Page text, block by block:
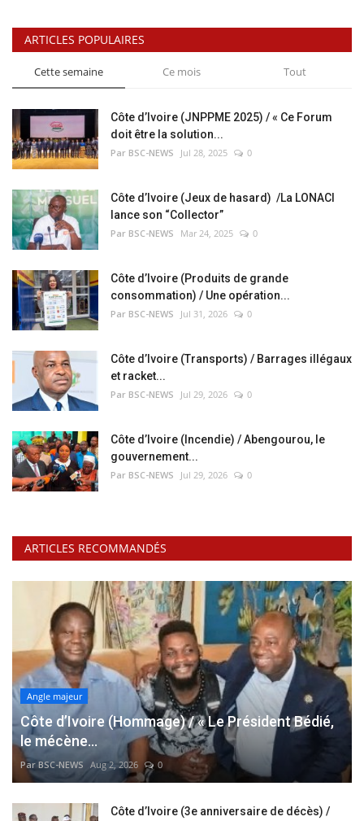
ARTICLES POPULAIRES
Cette semaine Ce mois Tout
Côte d’Ivoire (JNPPME 2025) / « Ce Forum
doit être la solution...
Par BSC-NEWS Jul 28, 2025 0
Côte d’Ivoire (Jeux de hasard) /La LONACI
lance son “Collector”
Par BSC-NEWS Mar 24, 2025 0
Côte d’Ivoire (Produits de grande
consommation) / Une opération...
Par BSC-NEWS Jul 31, 2026 0
Côte d’Ivoire (Transports) / Barrages illégaux
et racket...
Par BSC-NEWS Jul 29, 2026 0
Côte d’Ivoire (Incendie) / Abengourou, le
gouvernement...
Par BSC-NEWS Jul 29, 2026 0
ARTICLES RECOMMANDÉS
Angle majeur
Côte d’Ivoire (Hommage) / « Le Président Bédié,
le mécène...
Par BSC-NEWS Aug 2, 2026 0
Côte d’Ivoire (3e anniversaire de décès) /